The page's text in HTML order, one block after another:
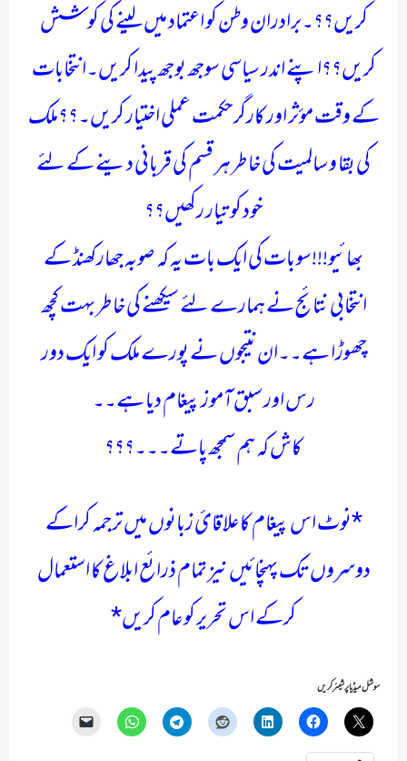
کریں؟؟۔برادران وطن کو اعتماد میں لینے کی کوشش
کریں؟؟اپنے اندر سیاسی سوجھ بوجھ پیدا کریں۔انتخابات
کے وقت مؤثر اور کارگر حکمت عملی اختیار کریں۔؟؟ملک
کی بقا و سالمیت کی خاطر ہر قسم کی قربانی دینے کے لئے
خود کو تیار رکھیں؟؟
بھائیو!!!سو بات کی ایک بات یہ کہ صوبہ جھارکھنڈ کے
انتخابی نتائج نے ہمارے لئے سیکھنے کی خاطر بہت کچھ
چھوڑا ہے۔۔ان نتیجوں نے پورے ملک کو ایک دور
رس اور سبق آموز پیغام دیا ہے۔۔
کاش کہ ہم سمجھ پاتے۔۔۔؟؟؟
*نوٹ اس پیغام کا علاقائ زبانوں میں ترجمہ کراکے
دوسروں تک پہنچائیں نیز تمام ذرائع ابلاغ کا استعمال
کرکے اس تحریر کو عام کریں*
سوشل میڈیا پر شیئر کریں